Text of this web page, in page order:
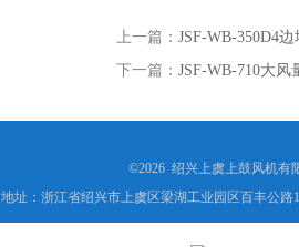
上一篇： JSF-WB-350D4
下一篇： JSF-WB-710大风
©2026 绍兴上虞上鼓风机有
地址：浙江省绍兴市上虞区梁湖工业园区百丰公路